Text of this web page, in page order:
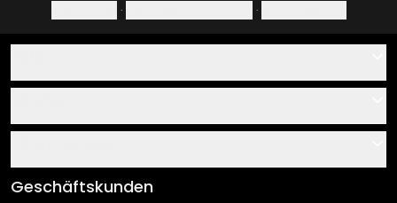
· ·
Über uns
Klebe- und Montageanleitungen
AGB
Geschäftskunden